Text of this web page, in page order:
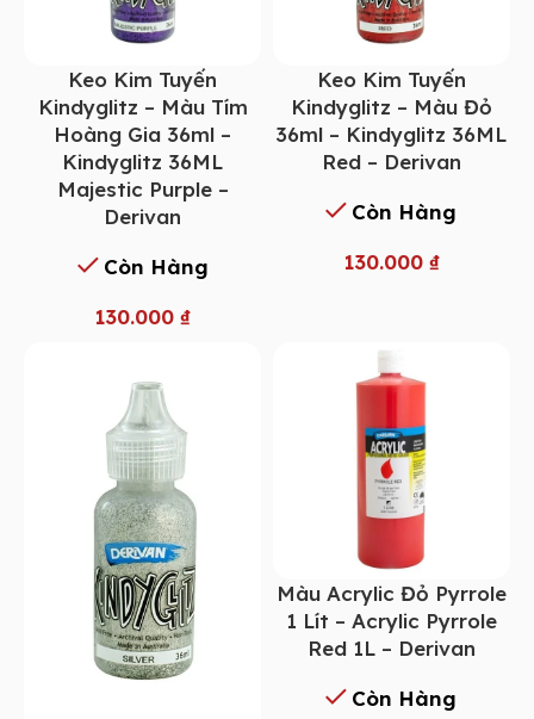
Keo Kim Tuyến
Kindyglitz – Màu Tím
Hoàng Gia 36ml –
Kindyglitz 36ML
Majestic Purple –
Derivan
Còn Hàng
130.000 ₫
Keo Kim Tuyến
Kindyglitz – Màu Đỏ
36ml – Kindyglitz 36ML
Red – Derivan
Còn Hàng
130.000 ₫
Màu Acrylic Đỏ Pyrrole
1 Lít – Acrylic Pyrrole
Red 1L – Derivan
Còn Hàng